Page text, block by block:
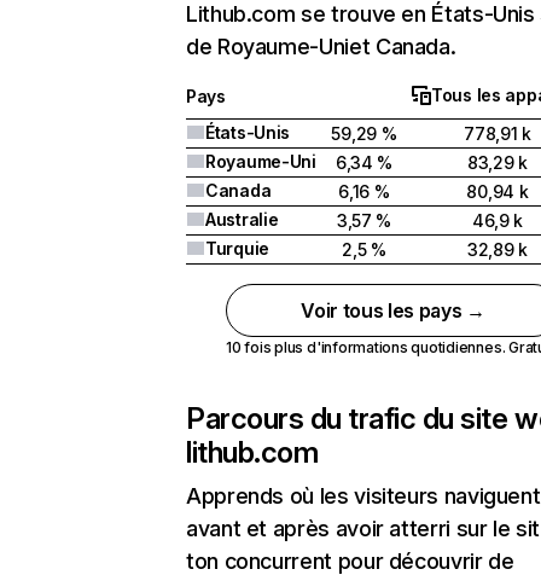
Lithub.com se trouve en États-Unis
de Royaume-Uniet Canada.
Pays
Tous les
États-Unis
59,29 %
778,91 k
Royaume-Uni
6,34 %
83,29 k
Canada
6,16 %
80,94 k
Australie
3,57 %
46,9 k
Turquie
2,5 % 32,89 k
Voir tous les pays →
10 fois plus d'informations quotidiennes.
Parcours du trafic du site
lithub.com
Apprends où les visiteurs naviguent
avant et après avoir atterri sur le
ton concurrent pour découvrir de